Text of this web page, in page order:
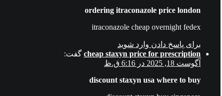
ordering itraconazole price london
itraconazole cheap overnight fedex
برای پاسخ دادن وارد شوید
cheap staxyn price for prescription گفت:
آگوست 18, 2025 در 6:16 ق.ظ
discount staxyn usa where to buy